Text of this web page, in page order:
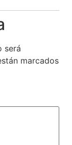
será
marcados